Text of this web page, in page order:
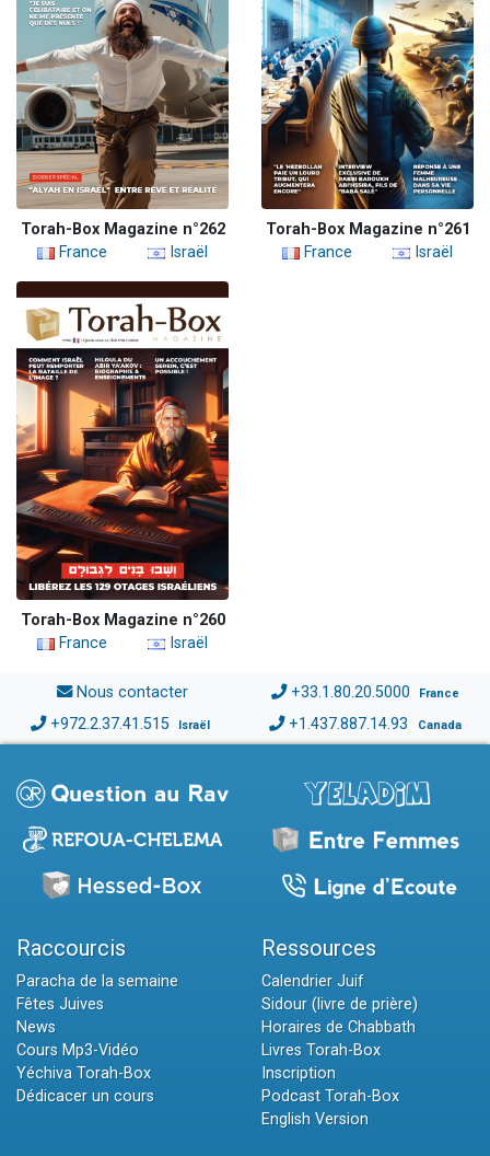
Torah-Box Magazine n°262
France
Israël
Torah-Box Magazine n°261
France
Israël
Torah-Box Magazine n°260
France
Israël
Nous contacter +33.1.80.20.5000 France
+972.2.37.41.515 Israël +1.437.887.14.93 Canada
Raccourcis
Paracha de la semaine
Fêtes Juives
News
Cours Mp3-Vidéo
Yéchiva Torah-Box
Dédicacer un cours
Ressources
Calendrier Juif
Sidour (livre de prière)
Horaires de Chabbath
Livres Torah-Box
Inscription
Podcast Torah-Box
English Version